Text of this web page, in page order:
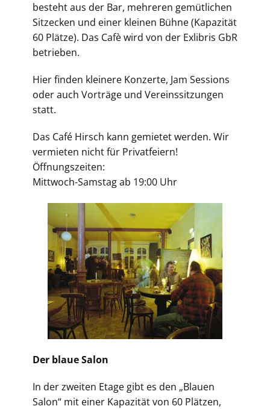
besteht aus der Bar, mehreren gemütlichen
Sitzecken und einer kleinen Bühne (Kapazität
60 Plätze). Das Cafè wird von der Exlibris GbR
betrieben.
Hier finden kleinere Konzerte, Jam Sessions
oder auch Vorträge und Vereinssitzungen
statt.
Das Café Hirsch kann gemietet werden. Wir
vermieten nicht für Privatfeiern!
Öffnungszeiten:
Mittwoch-Samstag ab 19:00 Uhr
Der blaue Salon
In der zweiten Etage gibt es den „Blauen
Salon“ mit einer Kapazität von 60 Plätzen,